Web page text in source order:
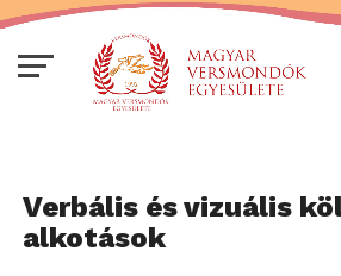
Verbális és vizuális
alkotások